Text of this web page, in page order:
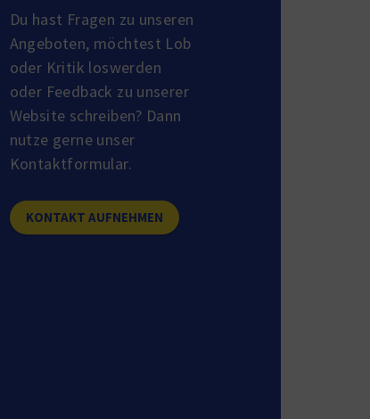
Du hast Fragen zu unseren
Angeboten, möchtest Lob
oder Kritik loswerden
oder Feedback zu unserer
Website schreiben? Dann
nutze gerne unser
Kontaktformular.
KONTAKT AUFNEHMEN